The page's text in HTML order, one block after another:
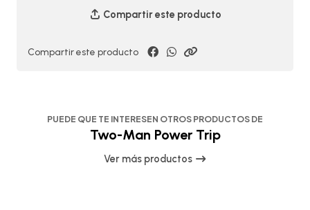
Compartir este producto
Compartir este producto
PUEDE QUE TE INTERESEN OTROS PRODUCTOS DE
Two-Man Power Trip
Ver más productos